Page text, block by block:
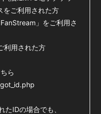
をご利用された方
」をご利用さ
利用された方
ら
たIDの場合でも、